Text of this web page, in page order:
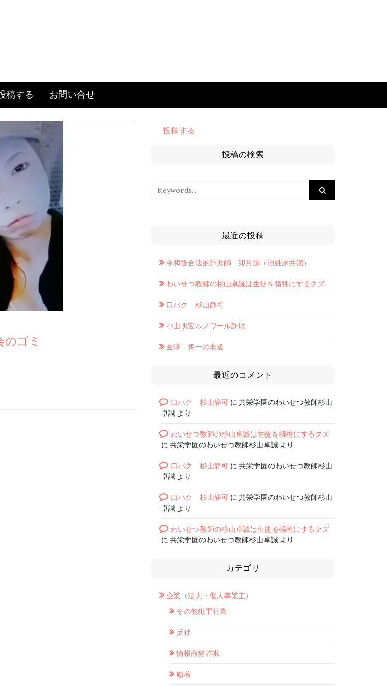
稿する お問い合せ
ゴミ
投稿する
投稿の検索
最近の投稿
令和版合法的詐欺師 卯月潔（旧姓永井潔）
わいせつ教師の杉山卓誠は生徒を犠牲にするクズ
口パク 杉山静可
小山明宏ルノワール詐欺
金澤 将一の非道
最近のコメント
口パク 杉山静可に共栄学園のわいせつ教師杉山
卓誠 より
わいせつ教師の杉山卓誠は生徒を犠牲にするクズ
に共栄学園のわいせつ教師杉山卓誠より
口パク 杉山静可に共栄学園のわいせつ教師杉山
卓誠 より
口パク 杉山静可に共栄学園のわいせつ教師杉山
卓誠 より
わいせつ教師の杉山卓誠は生徒を犠牲にするクズ
に共栄学園のわいせつ教師杉山卓誠より
カテゴリ
企業（法人・個人事業主）
その他犯罪行為
反社
情報商材詐欺
癒着